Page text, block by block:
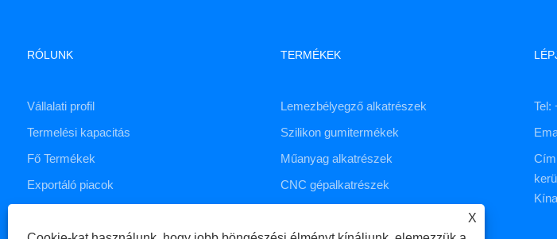
RÓLUNK
Vállalati profil
Termelési kapacitás
Fő Termékek
Exportáló piacok
TERMÉKEK
Lemezbélyegző alkatrészek
Szilikon gumitermékek
Műanyag alkatrészek
CNC gépalkatrészek
Tel:
Kína
X